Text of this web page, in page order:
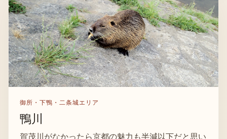
御所・下鴨・二条城エリア
鴨川
賀茂川がなかったら京都の魅力も半減以下だと思い